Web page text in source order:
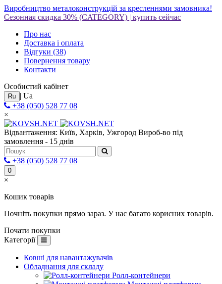
Виробництво металоконструкцій за кресленнями замовника!
Сезонная скидка 30% (CATEGORY) | купить сейчас
Про нас
Доставка і оплата
Відгуки (38)
Повернення товару
Контакти
Особистий кабінет
Ru | Ua
+38 (050) 528 77 08
×
Відвантаження: Київ, Харків, Ужгород Вироб-во під
замовлення - 15 днів
+38 (050) 528 77 08
0
×
Кошик товарів
Почніть покупки прямо зараз. У нас багато корисних товарів.
Почати покупки
Категорії
Ковші для навантажувачів
Обладнання для складу
Ролл-контейнери